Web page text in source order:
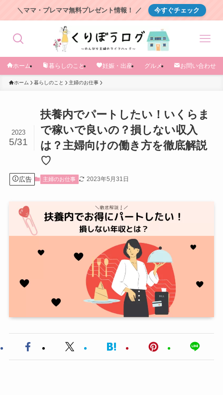
＼ママ・プレママ無料プレゼント情報！ ／ 今すぐチェック
ホーム 暮らしのこと 妊娠・出産 グルメ お問い合わせ
ホーム 暮らしのこと 主婦のお仕事
扶養内でパートしたい！いくらま
で稼いで良いの？損しない収入
は？主婦向けの働き方を徹底解説
♡
2023
5/31
広告 主婦のお仕事 2023年5月31日